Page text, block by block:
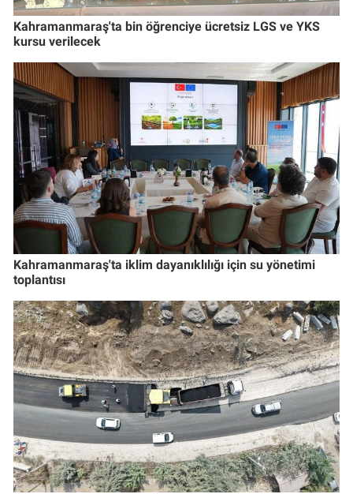
Kahramanmaraş'ta bin öğrenciye ücretsiz LGS ve YKS
kursu verilecek
Kahramanmaraş'ta iklim dayanıklılığı için su yönetimi
toplantısı